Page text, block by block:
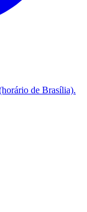
de Brasília).